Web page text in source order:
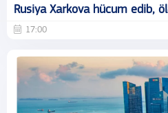
Rusiya Xarkova hücum edib,
17:00